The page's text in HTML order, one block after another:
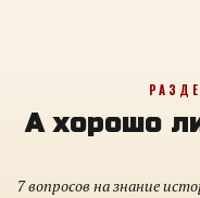
А хорошо
7 вопросов на знание